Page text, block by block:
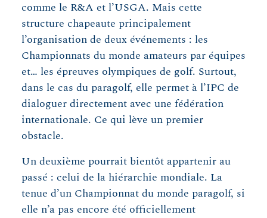
comme le R&A et l’USGA. Mais cette
structure chapeaute principalement
l’organisation de deux événements : les
Championnats du monde amateurs par équipes
et… les épreuves olympiques de golf. Surtout,
dans le cas du paragolf, elle permet à l’IPC de
dialoguer directement avec une fédération
internationale. Ce qui lève un premier
obstacle.
Un deuxième pourrait bientôt appartenir au
passé : celui de la hiérarchie mondiale. La
tenue d’un Championnat du monde paragolf, si
elle n’a pas encore été officiellement